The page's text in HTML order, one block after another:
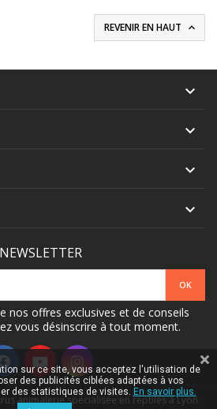
REVENIR EN HAUT 




NEWSLETTER
nos offres exclusives et de conseils
vous désinscrire à tout moment.
animalerie spécialisée en reptiles à Lyon.
sur ce site, vous acceptez l'utilisation de
des publicités ciblées adaptées à vos
des statistiques de visites. En savoir plus.